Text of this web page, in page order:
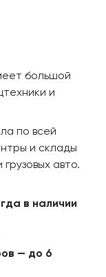
большой
и
по всей
и склады
авто.
в наличии
— до 6